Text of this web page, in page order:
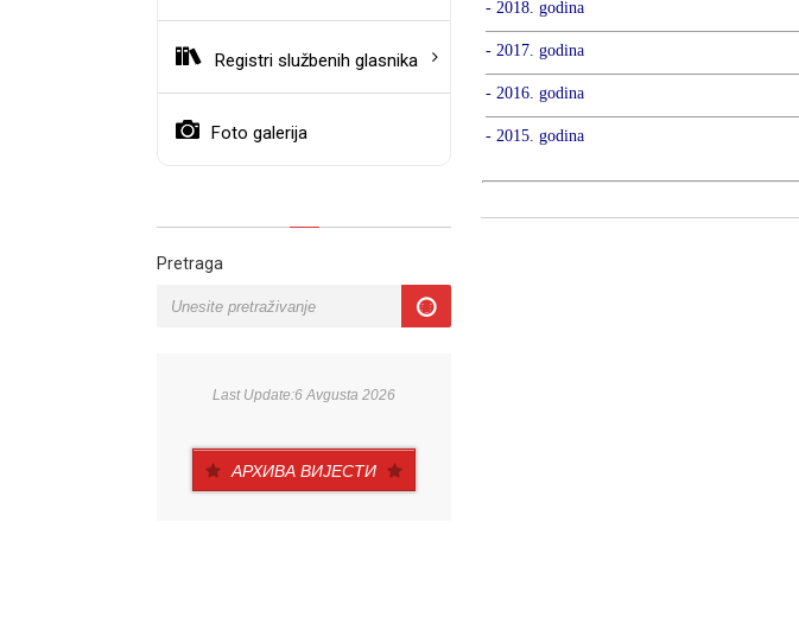
Registri službenih glasnika
Foto galerija
Pretraga
Last Update:6 Avgusta 2026
АРХИВА ВИЈЕСТИ